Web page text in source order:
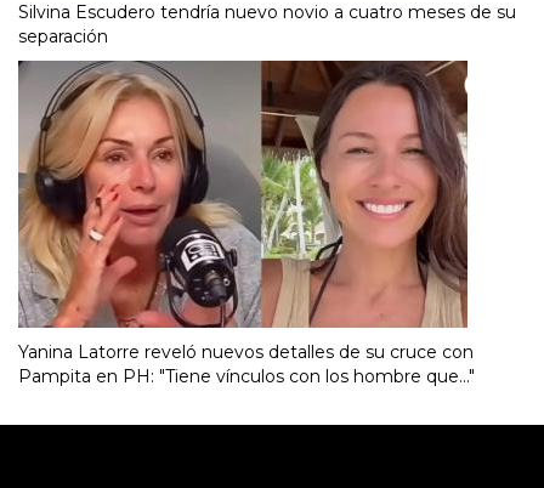
Silvina Escudero tendría nuevo novio a cuatro meses de su
separación
Yanina Latorre reveló nuevos detalles de su cruce con
Pampita en PH: "Tiene vínculos con los hombre que..."